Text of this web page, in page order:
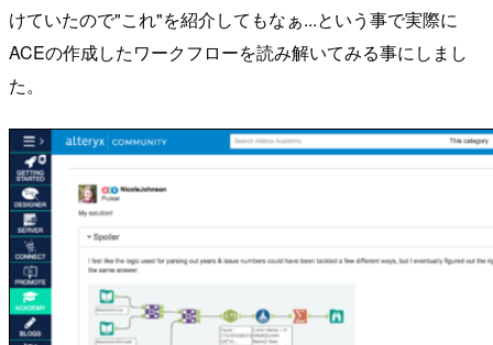
けていたので"これ"を紹介してもなぁ...という事で実際に
ACEの作成したワークフローを読み解いてみる事にしまし
た。